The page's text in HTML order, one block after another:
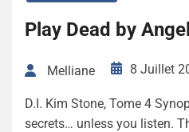
Play Dead by
Melliane 8 Juillet
D.I. Kim Stone, Tome 4
secrets… unless you listen.